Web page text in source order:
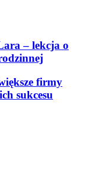
– lekcja o
firmy
sukcesu